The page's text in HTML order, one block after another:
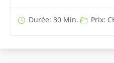
Durée: 30 Min. Prix: